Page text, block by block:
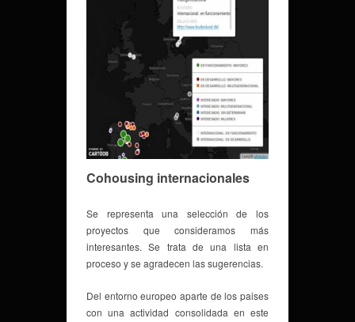
Cohousing internacionales
Se representa una selección de los
proyectos que consideramos más
interesantes. Se trata de una lista en
proceso y se agradecen las sugerencias.
Del entorno europeo aparte de los paises
con una actividad consolidada en este